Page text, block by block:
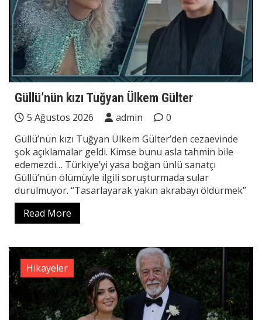
Güllü’nün kızı Tuğyan Ülkem Gülter
5 Ağustos 2026 admin
0
Güllü’nün kızı Tuğyan Ülkem Gülter’den cezaevinde
şok açıklamalar geldi. Kimse bunu asla tahmin bile
edemezdi… Türkiye’yi yasa boğan ünlü sanatçı
Güllü’nün ölümüyle ilgili soruşturmada sular
durulmuyor. “Tasarlayarak yakın akrabayı öldürmek”
Read More
Hikayeler